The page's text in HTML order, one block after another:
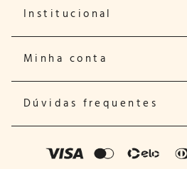
Institucional
Minha conta
Dúvidas frequentes